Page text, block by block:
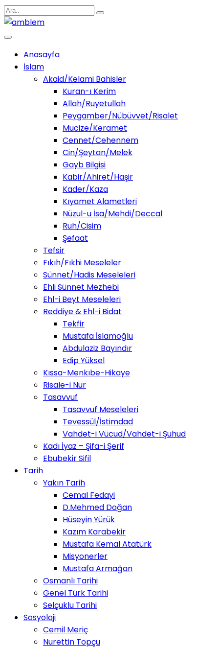
Anasayfa
İslam
Akaid/Kelami Bahisler
Kuran-ı Kerim
Allah/Ruyetullah
Peygamber/Nübüvvet/Risalet
Mucize/Keramet
Cennet/Cehennem
Cin/Şeytan/Melek
Gayb Bilgisi
Kabir/Ahiret/Haşir
Kader/Kaza
Kıyamet Alametleri
Nüzul-u İsa/Mehdi/Deccal
Ruh/Cisim
Şefaat
Tefsir
Fıkıh/Fıkhi Meseleler
Sünnet/Hadis Meseleleri
Ehli Sünnet Mezhebi
Ehl-i Beyt Meseleleri
Reddiye & Ehl-i Bidat
Tekfir
Mustafa İslamoğlu
Abdulaziz Bayındır
Edip Yüksel
Kıssa-Menkıbe-Hikaye
Risale-i Nur
Tasavvuf
Tasavvuf Meseleleri
Tevessül/İstimdad
Vahdet-i Vücud/Vahdet-i Şuhud
Kadı İyaz – Şifa-i Şerif
Ebubekir Sifil
Tarih
Yakın Tarih
Cemal Fedayi
D.Mehmed Doğan
Hüseyin Yürük
Kazım Karabekir
Mustafa Kemal Atatürk
Misyonerler
Mustafa Armağan
Osmanlı Tarihi
Genel Türk Tarihi
Selçuklu Tarihi
Sosyoloji
Cemil Meriç
Nurettin Topçu